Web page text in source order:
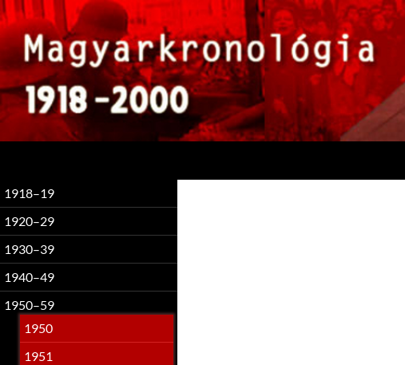
1918–19
1920–29
1930–39
1940–49
1950–59
1950
1951